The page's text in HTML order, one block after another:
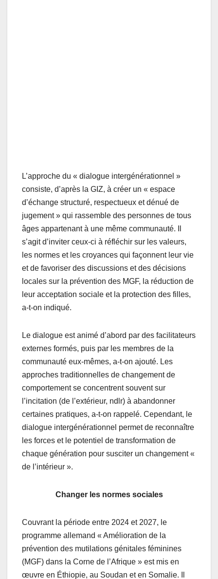
L’approche du « dialogue intergénérationnel »
consiste, d’après la GIZ, à créer un « espace
d’échange structuré, respectueux et dénué de
jugement » qui rassemble des personnes de tous
âges appartenant à une même communauté. Il
s’agit d’inviter ceux-ci à réfléchir sur les valeurs,
les normes et les croyances qui façonnent leur vie
et de favoriser des discussions et des décisions
locales sur la prévention des MGF, la réduction de
leur acceptation sociale et la protection des filles,
a-t-on indiqué.
Le dialogue est animé d’abord par des facilitateurs
externes formés, puis par les membres de la
communauté eux-mêmes, a-t-on ajouté. Les
approches traditionnelles de changement de
comportement se concentrent souvent sur
l’incitation (de l’extérieur, ndlr) à abandonner
certaines pratiques, a-t-on rappelé. Cependant, le
dialogue intergénérationnel permet de reconnaître
les forces et le potentiel de transformation de
chaque génération pour susciter un changement «
de l’intérieur ».
Changer les normes sociales
Couvrant la période entre 2024 et 2027, le
programme allemand « Amélioration de la
prévention des mutilations génitales féminines
(MGF) dans la Corne de l’Afrique » est mis en
œuvre en Éthiopie, au Soudan et en Somalie. Il